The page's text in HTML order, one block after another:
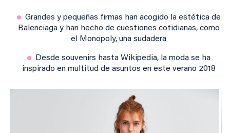
Grandes y pequeñas firmas han acogido la estética de
Balenciaga y han hecho de cuestiones cotidianas, como
el Monopoly, una sudadera
Desde souvenirs hasta Wikipedia, la moda se ha
inspirado en multitud de asuntos en este verano 2018